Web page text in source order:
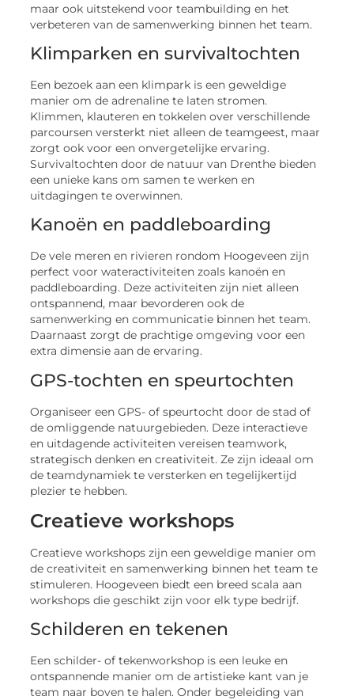
maar ook uitstekend voor teambuilding en het
verbeteren van de samenwerking binnen het team.
Klimparken en survivaltochten
Een bezoek aan een klimpark is een geweldige
manier om de adrenaline te laten stromen.
Klimmen, klauteren en tokkelen over verschillende
parcoursen versterkt niet alleen de teamgeest, maar
zorgt ook voor een onvergetelijke ervaring.
Survivaltochten door de natuur van Drenthe bieden
een unieke kans om samen te werken en
uitdagingen te overwinnen.
Kanoën en paddleboarding
De vele meren en rivieren rondom Hoogeveen zijn
perfect voor wateractiviteiten zoals kanoën en
paddleboarding. Deze activiteiten zijn niet alleen
ontspannend, maar bevorderen ook de
samenwerking en communicatie binnen het team.
Daarnaast zorgt de prachtige omgeving voor een
extra dimensie aan de ervaring.
GPS-tochten en speurtochten
Organiseer een GPS- of speurtocht door de stad of
de omliggende natuurgebieden. Deze interactieve
en uitdagende activiteiten vereisen teamwork,
strategisch denken en creativiteit. Ze zijn ideaal om
de teamdynamiek te versterken en tegelijkertijd
plezier te hebben.
Creatieve workshops
Creatieve workshops zijn een geweldige manier om
de creativiteit en samenwerking binnen het team te
stimuleren. Hoogeveen biedt een breed scala aan
workshops die geschikt zijn voor elk type bedrijf.
Schilderen en tekenen
Een schilder- of tekenworkshop is een leuke en
ontspannende manier om de artistieke kant van je
team naar boven te halen. Onder begeleiding van